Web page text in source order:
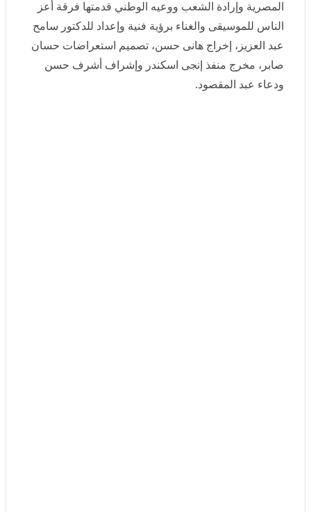
الشعب ووعيه الوطني قدمتها فرقة أعز الناس للموسيقى
والغناء برؤية فنية وإعداد للدكتور سامح عبد العزيز، إخراج
هانى حسن، تصميم استعراضات حسان صابر، مخرج منفذ
إنجى اسكندر وإشراف أشرف حسن ودعاء عبد المقصود.